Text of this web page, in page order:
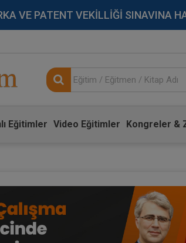
VE PATENT VEKİLLİĞİ SINAVINA
Eğitimler Video Eğitimler Kongreler &